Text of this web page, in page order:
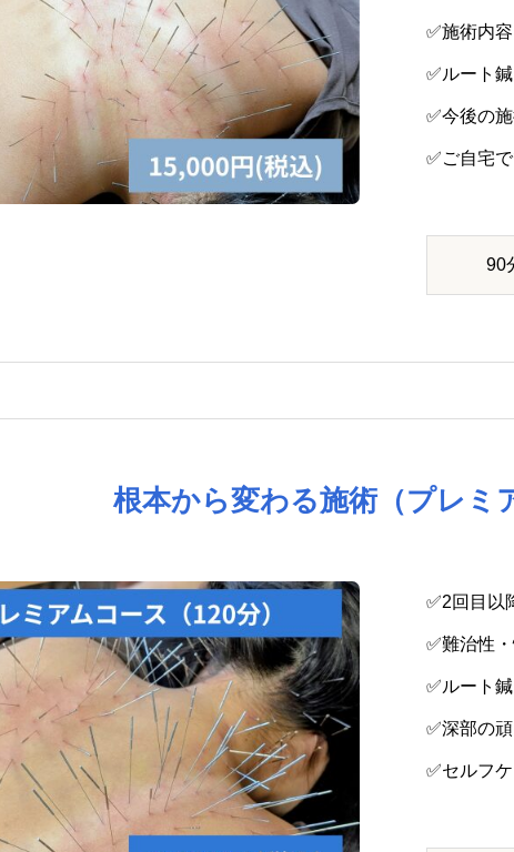
✅施術内
✅ルート
✅今後の
✅ご自宅
90
根本から変わる施術（プレミ
✅2回目以
✅難治性
✅ルート
✅深部の
✅セルフ